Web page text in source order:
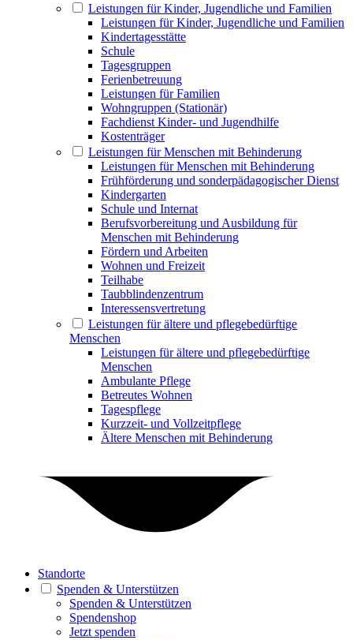
Leistungen für Kinder, Jugendliche und Familien
Leistungen für Kinder, Jugendliche und Familien
Kindertagesstätte
Schule
Tagesgruppen
Ferienbetreuung
Leistungen für Familien
Wohngruppen (Stationär)
Fachdienst Kinder- und Jugendhilfe
Kostenträger
Leistungen für Menschen mit Behinderung
Leistungen für Menschen mit Behinderung
Frühförderung und sonderpädagogischer Dienst
Kindergarten
Schule und Internat
Berufsvorbereitung und Ausbildung für
Menschen mit Behinderung
Fördern und Arbeiten
Wohnen und Freizeit
Teilhabe
Taubblindenzentrum
Interessensvertretung
Leistungen für ältere und pflegebedürftige
Menschen
Leistungen für ältere und pflegebedürftige
Menschen
Ambulante Pflege
Betreutes Wohnen
Tagespflege
Kurzzeit- und Vollzeitpflege
Ältere Menschen mit Behinderung
Standorte
Spenden & Unterstützen
Spenden & Unterstützen
Spendenshop
Jetzt spenden